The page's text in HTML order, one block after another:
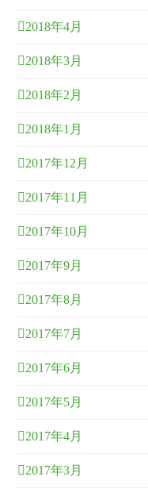
2018年4月
2018年3月
2018年2月
2018年1月
2017年12月
2017年11月
2017年10月
2017年9月
2017年8月
2017年7月
2017年6月
2017年5月
2017年4月
2017年3月